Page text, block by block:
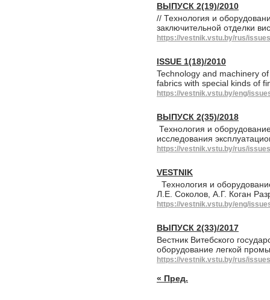
ВЫПУСК 2(19)/2010
// Технология и
заключительной отделки
https://vestnik.vstu.by/rus/
ISSUE 1(18)/2010
Technology and machinery
fabrics with special kinds of
https://vestnik.vstu.by/eng/
ВЫПУСК 2(35)/2018
Технология и
исследования
https://vestnik.vstu.by/rus/
VESTNIK
Технология и
Л.Е. Соколов, А.Г. Коган
https://vestnik.vstu.by/eng/
ВЫПУСК 2(33)/2017
Вестник Витебского
оборудование легкой
https://vestnik.vstu.by/rus/
« Пред.